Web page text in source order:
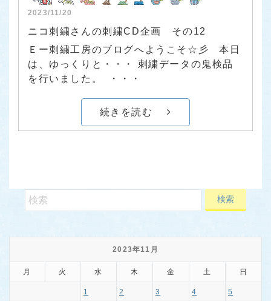
2023/11/20
ニコ刺繍さんの刺繍CD企画 その12
Ｅー刺繍工房のブログへようこそ☆彡 本日
は、ゆっくりと・・・ 刺繍データの鬼検品
を行いました。 ・・・
続きを読む
2023年11月
月 火 水 木 金 土 日
1 2 3 4 5